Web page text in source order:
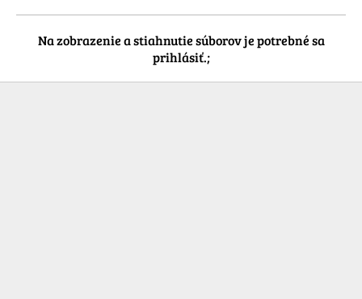
Na zobrazenie a stiahnutie súborov je potrebné sa
prihlásiť.;